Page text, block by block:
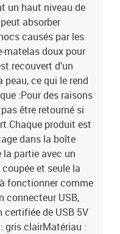
un haut niveau de
absorber
causés par les
matelas doux pour
recouvert d'un
ce qui le rend
:Pour des raisons
être retourné si
produit est
dans la boîte
partie avec un
et seule la
fonctionner comme
connecteur USB,
de USB 5V
gris clairMatériau :